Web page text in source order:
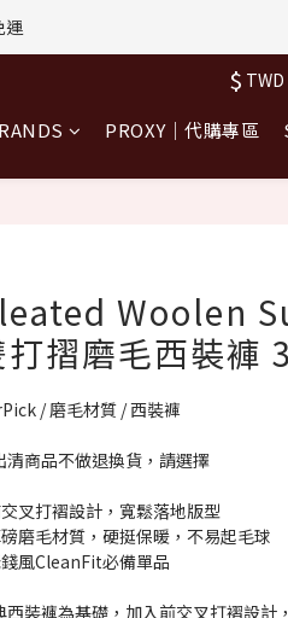
】(數量有限售完不補)
金
$ TWD
PROXY｜代購專區
Woolen
打摺磨毛西裝褲
/ 磨毛材質 / 西裝褲
清商品不做退換貨，請選擇
叉打褶設計，寬鬆落地版型
磨毛材質，硬挺保暖，不易起毛球
風CleanFit必備單品
西裝褲為基礎，加入前交叉打褶設計